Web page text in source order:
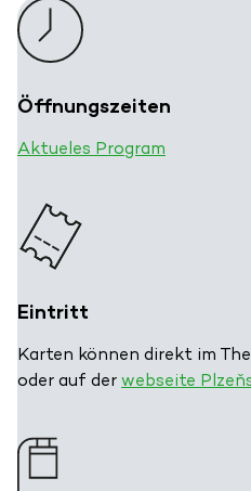
Öffnungszeiten
Aktueles Program
Eintritt
Karten können direkt im
oder auf derwebseite